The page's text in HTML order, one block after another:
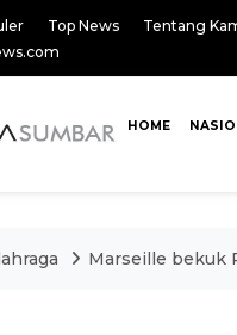
Top News Tentang
HOME
Marseille bekuk